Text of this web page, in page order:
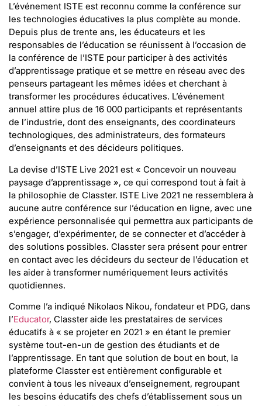
L’événement ISTE est reconnu comme la conférence sur
les technologies éducatives la plus complète au monde.
Depuis plus de trente ans, les éducateurs et les
responsables de l’éducation se réunissent à l’occasion de
la conférence de l’ISTE pour participer à des activités
d’apprentissage pratique et se mettre en réseau avec des
penseurs partageant les mêmes idées et cherchant à
transformer les procédures éducatives. L’événement
annuel attire plus de 16 000 participants et représentants
de l’industrie, dont des enseignants, des coordinateurs
technologiques, des administrateurs, des formateurs
d’enseignants et des décideurs politiques.
La devise d’ISTE Live 2021 est « Concevoir un nouveau
paysage d’apprentissage », ce qui correspond tout à fait à
la philosophie de Classter. ISTE Live 2021 ne ressemblera à
aucune autre conférence sur l’éducation en ligne, avec une
expérience personnalisée qui permettra aux participants de
s’engager, d’expérimenter, de se connecter et d’accéder à
des solutions possibles. Classter sera présent pour entrer
en contact avec les décideurs du secteur de l’éducation et
les aider à transformer numériquement leurs activités
quotidiennes.
Comme l’a indiqué Nikolaos Nikou, fondateur et PDG, dans
l’Educator, Classter aide les prestataires de services
éducatifs à « se projeter en 2021 » en étant le premier
système tout-en-un de gestion des étudiants et de
l’apprentissage. En tant que solution de bout en bout, la
plateforme Classter est entièrement configurable et
convient à tous les niveaux d’enseignement, regroupant
les besoins éducatifs des chefs d’établissement sous un